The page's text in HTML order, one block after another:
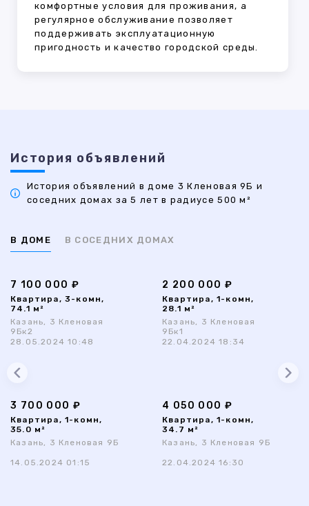
комфортные условия для проживания, а
регулярное обслуживание позволяет
поддерживать эксплуатационную
пригодность и качество городской среды.
История объявлений
История объявлений в доме 3 Кленовая 9Б и
соседних домах за 5 лет в радиусе 500 м²
В ДОМЕ В СОСЕДНИХ ДОМАХ
7 100 000 ₽
Квартира, 3-комн,
74.1 м²
Казань, 3 Кленовая
9Бк2
28.05.2024 10:48
2 200 000 ₽
Квартира, 1-комн,
28.1 м²
Казань, 3 Кленовая
9Бк1
22.04.2024 18:34
3 700 000 ₽
Квартира, 1-комн,
35.0 м²
Казань, 3 Кленовая 9Б
14.05.2024 01:15
4 050 000 ₽
Квартира, 1-комн,
34.7 м²
Казань, 3 Кленовая 9Б
22.04.2024 16:30